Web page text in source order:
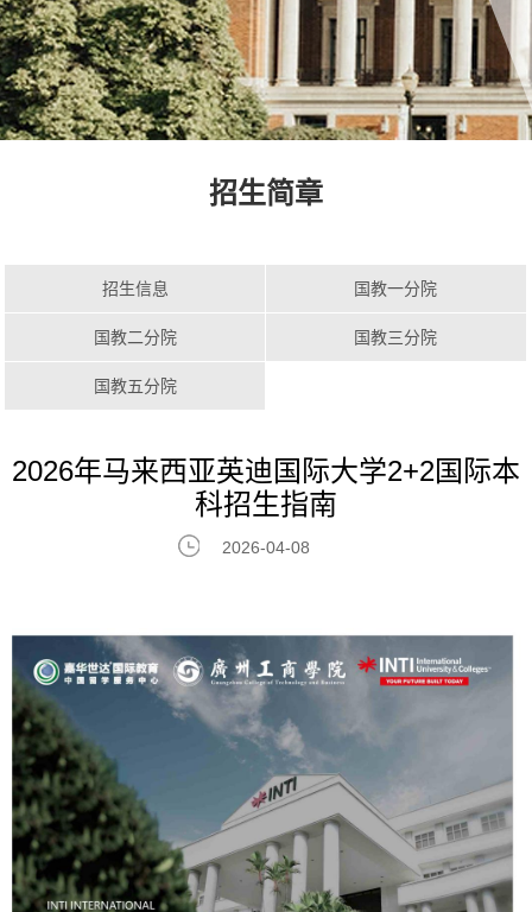
招生简章
招生信息 国教一分院
国教二分院 国教三分院
国教五分院
2026年马来西亚英迪国际大学2+2国际本
科招生指南
2026-04-08